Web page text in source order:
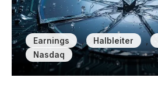
Earnings , Halbleiter ,
Nasdaq